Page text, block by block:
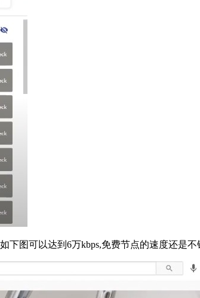
下图可以达到6万kbps,免费节点的速度还是不